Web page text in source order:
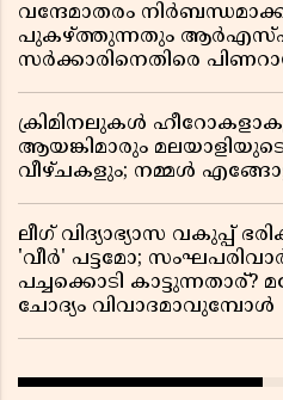
വന്ദേമാതരം
പുകഴ്ത്തുന്നതും
സർക്കാരിനെതിരെ
ക്രിമിനലുകൾ
ആയങ്കിമാരും
വീഴ്ചകളും; നമ്മൾ
ലീഗ് വിദ്യാഭ്യാസ വകുപ്പ്
'വീർ' പട്ടമോ;
പച്ചക്കൊടി കാട്ടുന്നതാര്?
ചോദ്യം വിവാദമാവുമ്പോൾ